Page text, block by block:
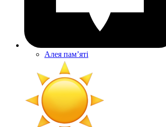
Алея памʼяті